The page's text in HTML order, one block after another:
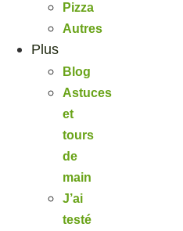
Pizza
Autres
Plus
Blog
Astuces
et
tours
de
main
J’ai
testé